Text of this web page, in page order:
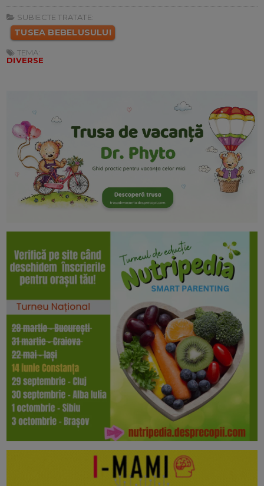
SUBIECTE TRATATE:
TUSEA BEBELUSULUI
TEMA:
DIVERSE